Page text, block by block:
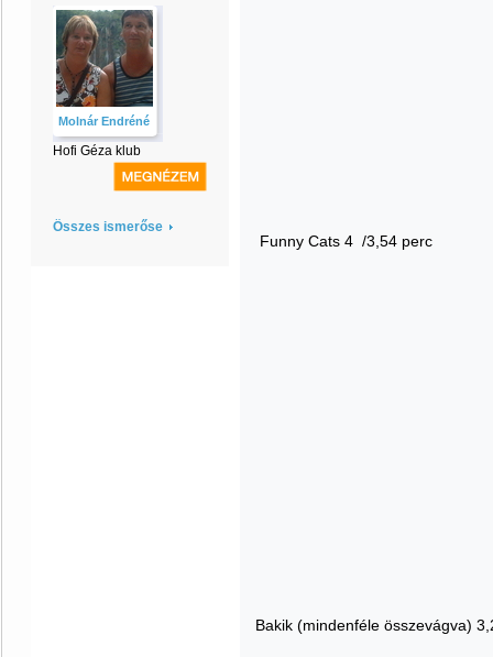
Molnár Endréné
Hofi Géza klub
Összes ismerőse
Funny Cats 4 /3,54 perc
Bakik (mindenféle összevágva)